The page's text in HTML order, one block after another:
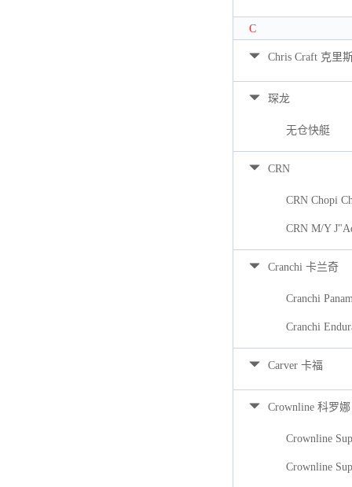
C
Chris Craft 克里
琛龙
无仓快艇
CRN
CRN Chopi
CRN M/Y
Cranchi 卡兰奇
Cranchi
Cranchi
Carver 卡福
Crownline 科罗娜
Crownline
Crownline